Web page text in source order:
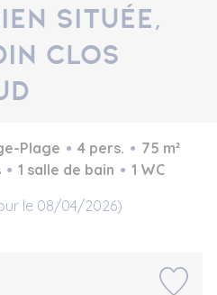
située,
clos
Plage 4 pers.
75 m²
1 salle de bain
1 WC
le 08/04/2026)